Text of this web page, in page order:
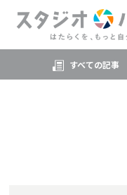
すべての記事